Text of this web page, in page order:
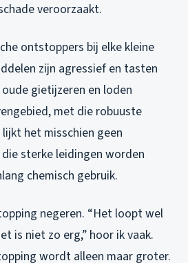
veroorzaakt.
ontstoppers bij elke kleine
zijn agressief en tasten
gietijzeren en loden
met die robuuste
het misschien geen
sterke leidingen worden
chemisch gebruik.
negeren. “Het loopt wel
is niet zo erg,” hoor ik vaak.
wordt alleen maar groter.